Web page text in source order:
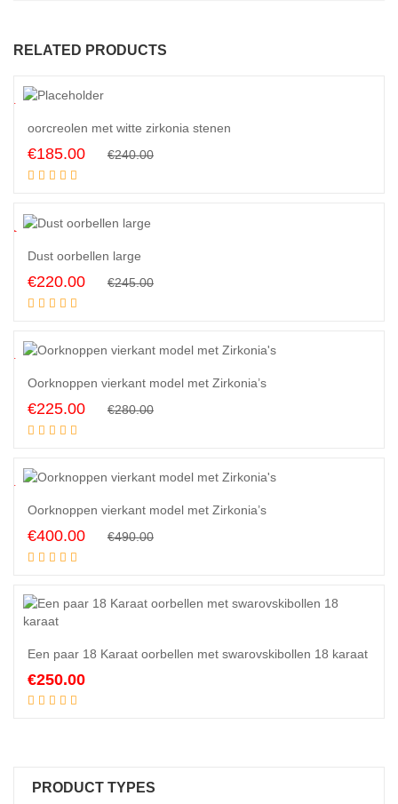
RELATED PRODUCTS
oorcreolen met witte zirkonia stenen
€240.00Original
€185.00
Current
Dust oorbellen large
€245.00Original
€245.00.
€220.00
Current
€220.00.
Oorknoppen vierkant model met Zirkonia’s
€280.00Original
€280.00.
€225.00
Current
€225.00.
Oorknoppen vierkant model met Zirkonia’s
€490.00Original
€490.00.
€400.00
Current
€400.00.
Een paar 18 Karaat oorbellen met swarovskibollen 18 karaat
€250.00
PRODUCT TYPES